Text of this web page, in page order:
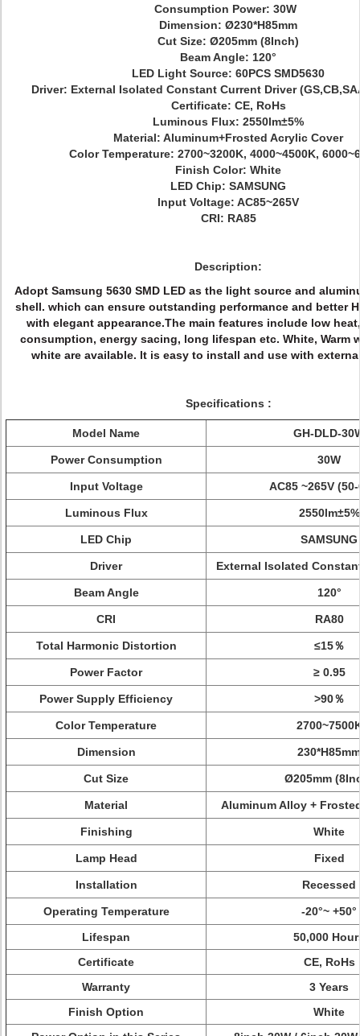
Consumption Power: 30W
Dimension: Ø230*H85mm
Cut Size: Ø205mm (8Inch)
Beam Angle: 120°
LED Light Source: 60PCS SMD5630
Driver: External Isolated Constant Current Driver
Certificate: CE, RoHs
Luminous Flux: 2550lm±5%
Material: Aluminum+Frosted Acrylic Cover
Color Temperature: 2700~3200K, 4000~4500K,
Finish Color: White
LED Chip: SAMSUNG
Input Voltage: AC85~265V
CRI: RA85
Description:
Adopt Samsung 5630 SMD LED as the light source and
shell. which can ensure outstanding performance and better
with elegant appearance.The main features include low
consumption, energy sacing, long lifespan etc. White, Warm
white are available. lt is easy to install and use with
Specifications :
Model Name GH-DLD-
Power Consumption 30W
Input Voltage AC85 ~265V
Luminous Flux 2550lm±5%
LED Chip SAMSUNG
Driver External Isolated
Beam Angle 120°
CRI RA80
Total Harmonic Distortion ≤15％
Power Factor ≥ 0.95
Power Supply Efficiency >90％
Color Temperature
Dimension 230*H85mm
Cut Size Ø205mm
Material Aluminum Alloy +
Finishing White
Lamp Head Fixed
Installation Recessed
Operating Temperature
-20°~ +50°
Lifespan
50,000
Certificate
CE, RoHs
Warranty
3 Years
Finish Option
White